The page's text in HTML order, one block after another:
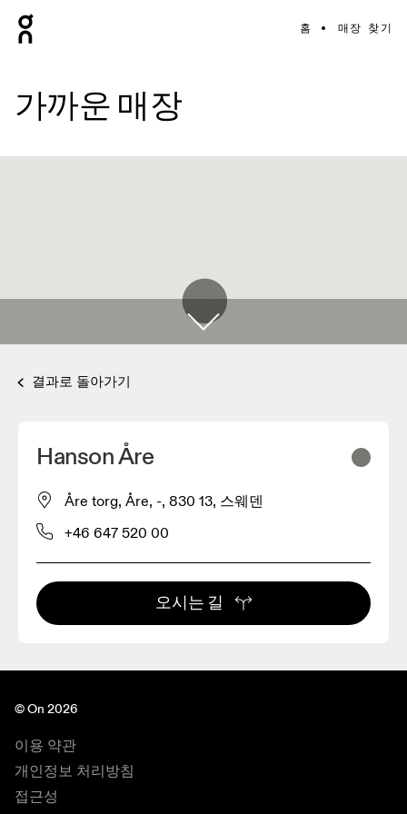
홈 매장 찾기
가까운 매장
결과로 돌아가기
Hanson Åre
Åre torg, Åre, -, 830 13, 스웨덴
+46 647 520 00
오시는 길
© On 2026
이용 약관
개인정보 처리방침
접근성